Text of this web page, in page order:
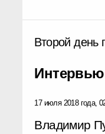
Второй день
Интервью
17 июля 2018 года,
Владимир